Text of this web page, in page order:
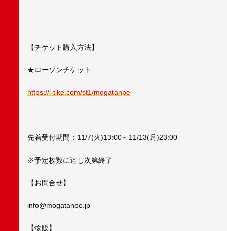
【チケット購入方法】
★ローソンチケット
https://l-tike.com/st1/mogatanpe
先着受付期間：11/7(火)13:00～11/13(月)23:00
※予定枚数に達し次第終了
【お問合せ】
info@mogatanpe.jp
【物販】